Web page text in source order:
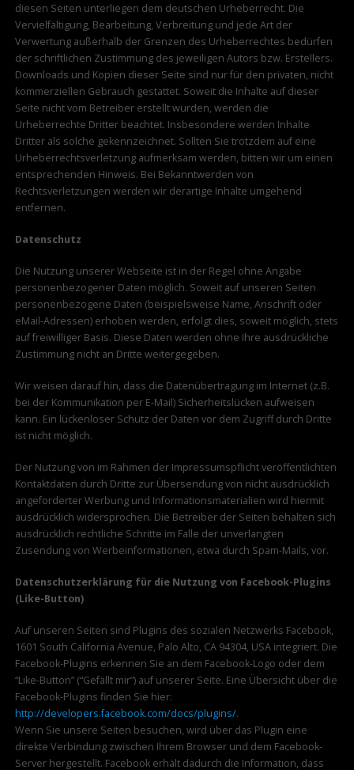
diesen Seiten unterliegen dem deutschen Urheberrecht. Die
Vervielfältigung, Bearbeitung, Verbreitung und jede Art der
Verwertung außerhalb der Grenzen des Urheberrechtes bedürfen
der schriftlichen Zustimmung des jeweiligen Autors bzw. Erstellers.
Downloads und Kopien dieser Seite sind nur für den privaten, nicht
kommerziellen Gebrauch gestattet. Soweit die Inhalte auf dieser
Seite nicht vom Betreiber erstellt wurden, werden die
Urheberrechte Dritter beachtet. Insbesondere werden Inhalte
Dritter als solche gekennzeichnet. Sollten Sie trotzdem auf eine
Urheberrechtsverletzung aufmerksam werden, bitten wir um einen
entsprechenden Hinweis. Bei Bekanntwerden von
Rechtsverletzungen werden wir derartige Inhalte umgehend
entfernen.
Datenschutz
Die Nutzung unserer Webseite ist in der Regel ohne Angabe
personenbezogener Daten möglich. Soweit auf unseren Seiten
personenbezogene Daten (beispielsweise Name, Anschrift oder
eMail-Adressen) erhoben werden, erfolgt dies, soweit möglich, stets
auf freiwilliger Basis. Diese Daten werden ohne Ihre ausdrückliche
Zustimmung nicht an Dritte weitergegeben.
Wir weisen darauf hin, dass die Datenübertragung im Internet (z.B.
bei der Kommunikation per E-Mail) Sicherheitslücken aufweisen
kann. Ein lückenloser Schutz der Daten vor dem Zugriff durch Dritte
ist nicht möglich.
Der Nutzung von im Rahmen der Impressumspflicht veröffentlichten
Kontaktdaten durch Dritte zur Übersendung von nicht ausdrücklich
angeforderter Werbung und Informationsmaterialien wird hiermit
ausdrücklich widersprochen. Die Betreiber der Seiten behalten sich
ausdrücklich rechtliche Schritte im Falle der unverlangten
Zusendung von Werbeinformationen, etwa durch Spam-Mails, vor.
Datenschutzerklärung für die Nutzung von Facebook-Plugins
(Like-Button)
Auf unseren Seiten sind Plugins des sozialen Netzwerks Facebook,
1601 South California Avenue, Palo Alto, CA 94304, USA integriert. Die
Facebook-Plugins erkennen Sie an dem Facebook-Logo oder dem
“Like-Button” (“Gefällt mir”) auf unserer Seite. Eine Übersicht über die
Facebook-Plugins finden Sie hier:
http://developers.facebook.com/docs/plugins/.
Wenn Sie unsere Seiten besuchen, wird über das Plugin eine
direkte Verbindung zwischen Ihrem Browser und dem Facebook-
Server hergestellt. Facebook erhält dadurch die Information, dass